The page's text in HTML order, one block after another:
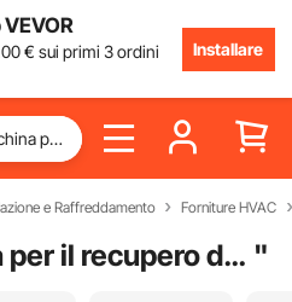
€ sui primi 3 ordini
Installare
e Raffreddamento Forniture HVAC
macchina per il recupero del refrigerante "